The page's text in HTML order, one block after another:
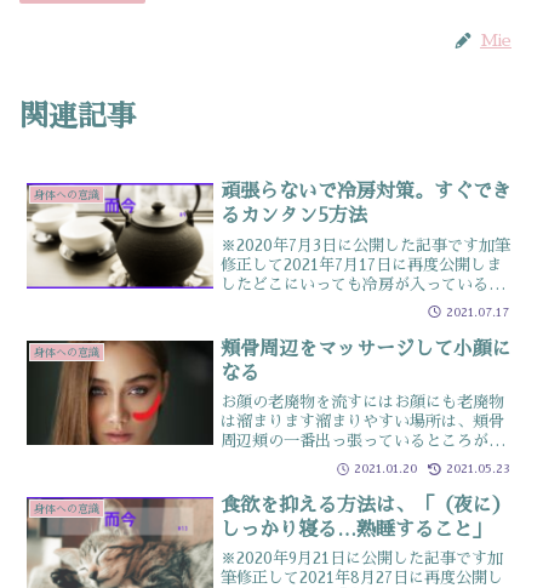
Mie
関連記事
身体への意識
頑張らないで冷房対策。すぐでき
るカンタン5方法
※2020年7月3日に公開した記事です加筆
修正して2021年7月17日に再度公開しま
したどこにいっても冷房が入っているこ
の時期 ・氣付いた時には、身体の芯ま
で冷え切っていてる ・温かいお風呂に
使って冷えを自覚するそんな生活してい
ませんか？実...
2021.07.17
身体への意識
頬骨周辺をマッサージして小顔に
なる
お顔の老廃物を流すにはお顔にも老廃物
は溜まります溜まりやすい場所は、頬骨
周辺頬の一番出っ張っているところが頬
骨触ってみると分かるのですが、その下
の部分はほっぺたがあって肉厚になって
いますこの肉厚部分が曲者ココに少々老
廃物が溜まっていても氣付...
2021.01.20 2021.05.23
身体への意識
食欲を抑える方法は、「（夜に）
しっかり寝る…熟睡すること」
※2020年9月21日に公開した記事です加
筆修正して2021年8月27日に再度公開し